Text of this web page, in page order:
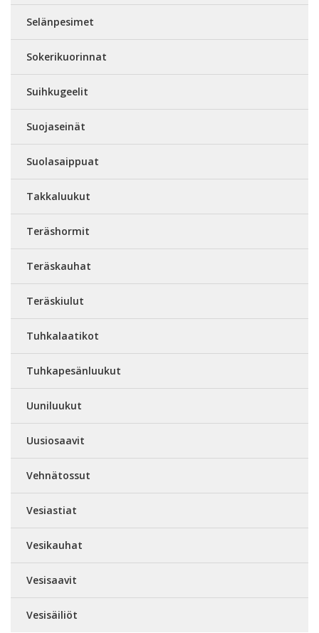
Selänpesimet
Sokerikuorinnat
Suihkugeelit
Suojaseinät
Suolasaippuat
Takkaluukut
Teräshormit
Teräskauhat
Teräskiulut
Tuhkalaatikot
Tuhkapesänluukut
Uuniluukut
Uusiosaavit
Vehnätossut
Vesiastiat
Vesikauhat
Vesisaavit
Vesisäiliöt